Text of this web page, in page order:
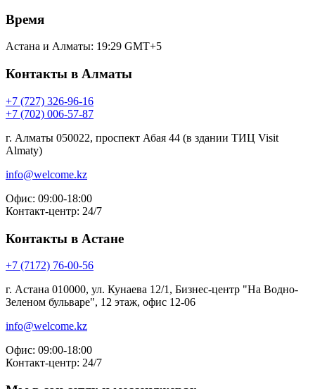
Время
Астана и Алматы: 19:29 GMT+5
Контакты в Алматы
+7 (727) 326-96-16
+7 (702) 006-57-87
г. Алматы 050022, проспект Абая 44 (в здании ТИЦ Visit
Almaty)
info@welcome.kz
Офис: 09:00-18:00
Контакт-центр: 24/7
Контакты в Астане
+7 (7172) 76-00-56
г. Астана 010000, ул. Кунаева 12/1, Бизнес-центр "На Водно-
Зеленом бульваре", 12 этаж, офис 12-06
info@welcome.kz
Офис: 09:00-18:00
Контакт-центр: 24/7